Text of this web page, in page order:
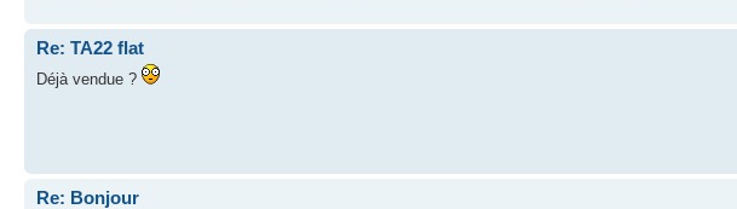
Re: TA22 flat
Déjà vendue ?
Re: Bonjour